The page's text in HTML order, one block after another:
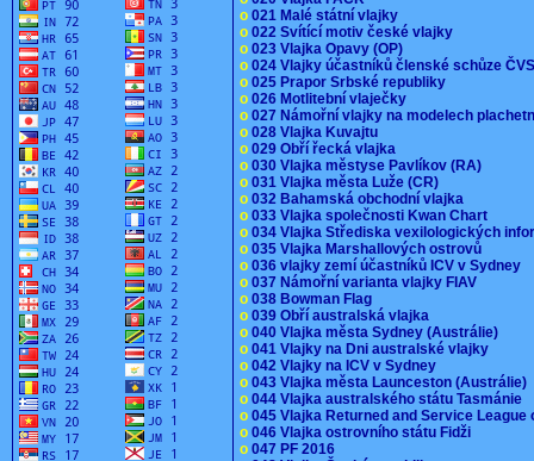
o 021 Malé státní vlajky
o 022 Svítící motiv české vlajky
o 023 Vlajka Opavy (OP)
o 024 Vlajky účastníků členské schůze
o 025 Prapor Srbské republiky
o 026 Motlitební vlaječky
o 027 Námořní vlajky na modelech
o 028 Vlajka Kuvajtu
o 029 Obří řecká vlajka
o 030 Vlajka městyse Pavlíkov (RA)
o 031 Vlajka města Luže (CR)
o 032 Bahamská obchodní vlajka
o 033 Vlajka společnosti Kwan Chart
o 034 Vlajka Střediska vexilologických
o 035 Vlajka Marshallových ostrovů
o 036 vlajky zemí účastníků ICV v Sydney
o 037 Námořní varianta vlajky FIAV
o 038 Bowman Flag
o 039 Obří australská vlajka
o 040 Vlajka města Sydney (Austrálie)
o 041 Vlajky na Dni australské vlajky
o 042 Vlajky na ICV v Sydney
o 043 Vlajka města Launceston (Austrálie)
o 044 Vlajka australského státu Tasmánie
o 045 Vlajka Returned and Service
o 046 Vlajka ostrovního státu Fidži
o 047 PF 2016